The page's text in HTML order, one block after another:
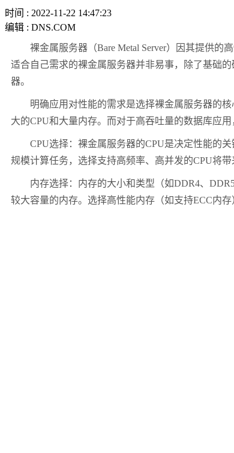
时间 : 2022-11-22 14:47:23
编辑 : DNS.COM
裸金属服务器（Bare Metal Server）因其提供的
适合自己需求的裸金属服务器并非易事，除了基础
器。
明确应用对性能的需求是选择裸金属服务器的核
大的CPU和大量内存。而对于高吞吐量的数据库应
CPU选择：裸金属服务器的CPU是决定性能的关
规模计算任务，选择支持高频率、高并发的CPU将带
内存选择：内存的大小和类型（如DDR4、DDR5
较大容量的内存。选择高性能内存（如支持ECC内